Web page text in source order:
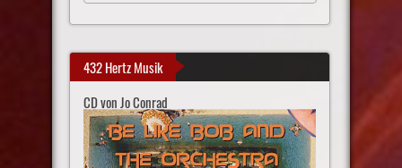
432 Hertz Musik
CD von Jo Conrad